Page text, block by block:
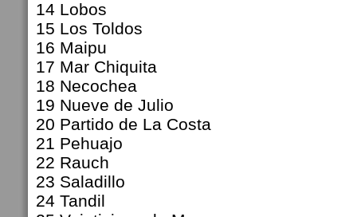
14 Lobos
15 Los Toldos
16 Maipu
17 Mar Chiquita
18 Necochea
19 Nueve de Julio
20 Partido de La Costa
21 Pehuajo
22 Rauch
23 Saladillo
24 Tandil